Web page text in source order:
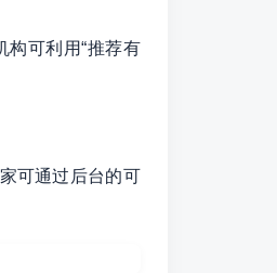
构可利用“推荐有
可通过后台的可